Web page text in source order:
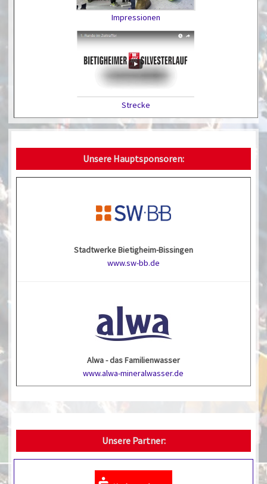
Impressionen
Strecke
Unsere Hauptsponsoren:
Stadtwerke Bietigheim-Bissingen
www.sw-bb.de
Alwa - das Familienwasser
www.alwa-mineralwasser.de
Unsere Partner: